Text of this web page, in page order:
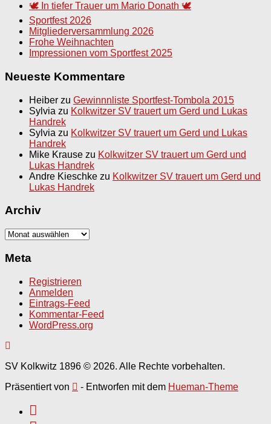
🕊️ In tiefer Trauer um Mario Donath 🕊️
Sportfest 2026
Mitgliederversammlung 2026
Frohe Weihnachten
Impressionen vom Sportfest 2025
Neueste Kommentare
Heiber zu Gewinnnliste Sportfest-Tombola 2015
Sylvia zu Kolkwitzer SV trauert um Gerd und Lukas
Handrek
Sylvia zu Kolkwitzer SV trauert um Gerd und Lukas
Handrek
Mike Krause zu Kolkwitzer SV trauert um Gerd und
Lukas Handrek
Andre Kieschke zu Kolkwitzer SV trauert um Gerd und
Lukas Handrek
Archiv
Archiv
Meta
Registrieren
Anmelden
Eintrags-Feed
Kommentar-Feed
WordPress.org
SV Kolkwitz 1896 © 2026. Alle Rechte vorbehalten.
Präsentiert von
- Entworfen mit dem Hueman-Theme